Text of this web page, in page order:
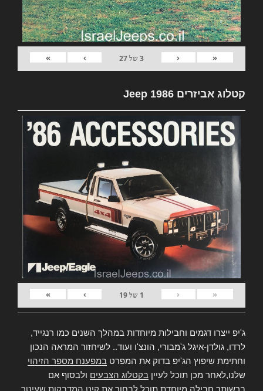
«
‹
3של27
›
»
קטלוג אביזרים Jeep 1986
«
‹
1 של19
›
»
ג'יפ ייצרו דגמים וחבילות מיוחדות במהלך השנים כמו רנגייד,
לרדו, גולדן-איגל ג'מבורי, הונצ'ו ועוד.. לשיחזור המראה הנכון
וחתימת שיפוץ הג'יפ בדוק את המפרט במפענח מספר הזיהוי
שלנו,לאחר מכן תוכל לעיין בקטלוג הצבעים ולבסוף אם